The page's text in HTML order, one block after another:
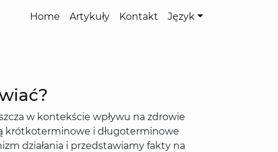
Home Artykuły Kontakt Język
w kontekście wpływu na zdrowie
krótkoterminowe i długoterminowe
działania i przedstawiamy fakty na